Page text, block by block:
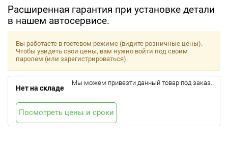
Расширенная гарантия при установке детали
в нашем автосервисе.
Вы работаете в гостевом режиме (видите розничные цены).
Чтобы увидеть свои цены, вам нужно войти под своим
паролем (или зарегистрироваться).
Нет на складе
Мы можем привезти данный товар под заказ.
Посмотреть цены и сроки